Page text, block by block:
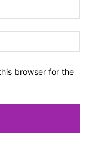
browser for the